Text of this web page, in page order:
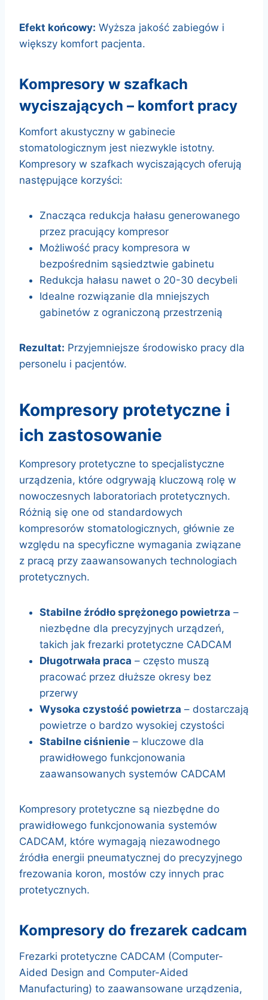
Efekt końcowy: Wyższa jakość zabiegów i
większy komfort pacjenta.
kompresory w szafkach
wyciszających – komfort pracy
Komfort akustyczny w gabinecie
stomatologicznym jest niezwykle istotny.
Kompresory w szafkach wyciszających oferują
następujące korzyści:
Znacząca redukcja hałasu generowanego
przez pracujący kompresor
Możliwość pracy kompresora w
bezpośrednim sąsiedztwie gabinetu
Redukcja hałasu nawet o 20-30 decybeli
Idealne rozwiązanie dla mniejszych
gabinetów z ograniczoną przestrzenią
Rezultat: Przyjemniejsze środowisko pracy dla
personelu i pacjentów.
kompresory protetyczne i
ich zastosowanie
Kompresory protetyczne to specjalistyczne
urządzenia, które odgrywają kluczową rolę w
nowoczesnych laboratoriach protetycznych.
Różnią się one od standardowych
kompresorów stomatologicznych, głównie ze
względu na specyficzne wymagania związane
z pracą przy zaawansowanych technologiach
protetycznych.
Stabilne źródło sprężonego powietrza –
niezbędne dla precyzyjnych urządzeń,
takich jak frezarki protetyczne CADCAM
Długotrwała praca – często muszą
pracować przez dłuższe okresy bez
przerwy
Wysoka czystość powietrza – dostarczają
powietrze o bardzo wysokiej czystości
Stabilne ciśnienie – kluczowe dla
prawidłowego funkcjonowania
zaawansowanych systemów CADCAM
Kompresory protetyczne są niezbędne do
prawidłowego funkcjonowania systemów
CADCAM, które wymagają niezawodnego
źródła energii pneumatycznej do precyzyjnego
frezowania koron, mostów czy innych prac
protetycznych.
kompresory do frezarek cadcam
Frezarki protetyczne CADCAM (Computer-
Aided Design and Computer-Aided
Manufacturing) to zaawansowane urządzenia,